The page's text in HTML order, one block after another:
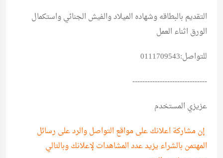
التقديم بالبطاقه وشهاده الميلاد والفيش الجنائي واستكمال
الورق اثناء العمل
للتواصل:0111709543
------------------------------
عزيزي المستخدم
إن مشاركة اعلانك على مواقع التواصل والرد على رسائل
المهتمن بالشراء يزيد عدد المشاهدات لإعلانك وبالتالي